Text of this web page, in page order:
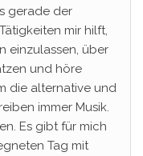
gerade der
mir hilft,
einzulassen, über
und höre
die alternative und
immer Musik.
Es gibt für mich
Tag mit